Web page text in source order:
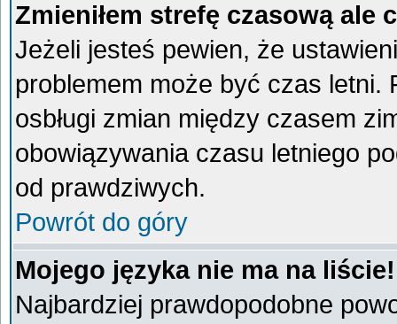
Zmieniłem strefę czasową ale
Jeżeli jesteś pewien, że
problemem może być czas letni.
osbługi zmian między czasem
obowiązywania czasu letniego
od prawdziwych.
Powrót do góry
Mojego języka nie ma na liście!
Najbardziej prawdopodobne